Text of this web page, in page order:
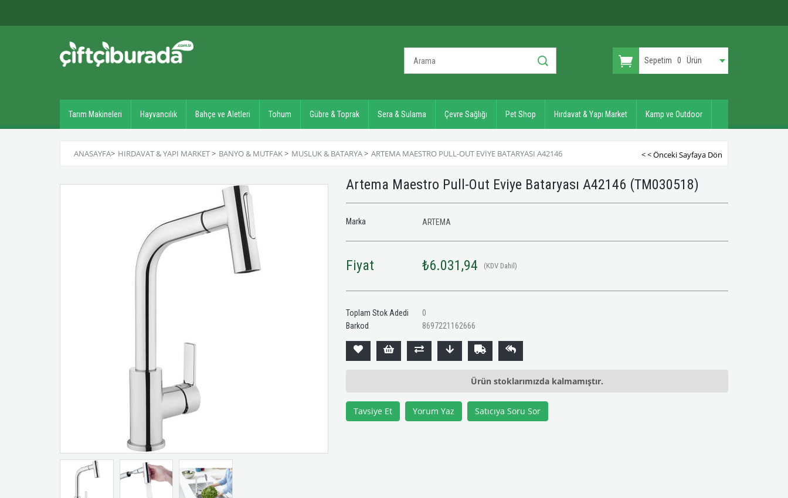
Sepetim 0 Ürün
Tarım Makineleri Hayvancılık Bahçe ve Aletleri Tohum Gübre & Toprak Sera & Sulama Çevre Sağlığı Pet Shop Hırdavat & Yapı Market Kamp ve Outdoor
ANASAYFA> HIRDAVAT & YAPI MARKET> BANYO & MUTFAK> MUSLUK & BATARYA> ARTEMA MAESTRO PULL-OUT EVIYE BATARYASI A42146 < < Önceki Sayfaya Dön
Artema Maestro Pull-Out Eviye Bataryası A42146 (TM030518)
Marka ARTEMA
Fiyat ₺6.031,94 (KDV Dahil)
Toplam Stok Adedi
0
Barkod
8697221162666
Ürün stoklarımızda kalmamıştır.
Tavsiye Et Yorum Yaz Satıcıya Soru Sor